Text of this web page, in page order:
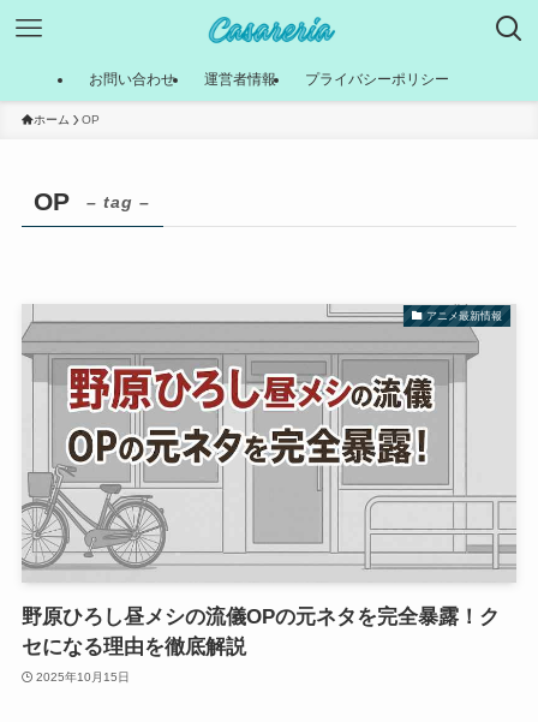
お問い合わせ 運営者情報 プライバシーポリシー
ホーム OP
OP – tag –
アニメ最新情報
野原ひろし昼メシの流儀OPの元ネタを完全暴露！ク
セになる理由を徹底解説
2025年10月15日